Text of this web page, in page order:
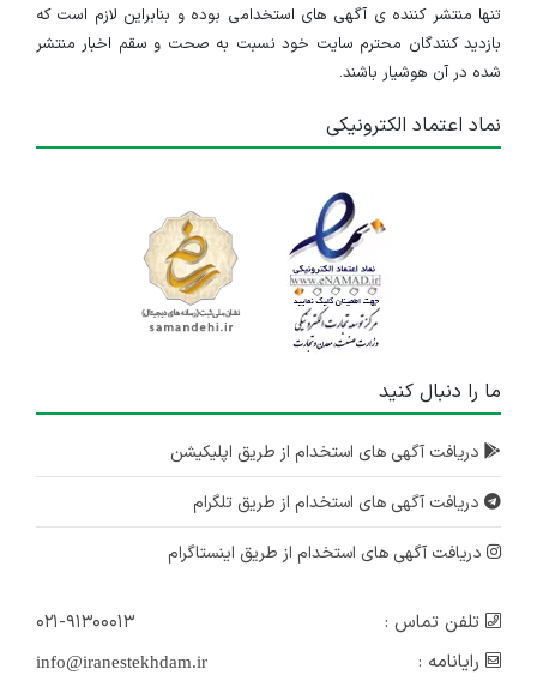
تنها منتشر کننده ی آگهی های استخدامی بوده و بنابراین لازم است که
بازدید کنندگان محترم سایت خود نسبت به صحت و سقم اخبار منتشر
شده در آن هوشیار باشند.
نماد اعتماد الکترونیکی
ما را دنبال کنید
دریافت آگهی های استخدام از طریق اپلیکیشن
دریافت آگهی های استخدام از طریق تلگرام
دریافت آگهی های استخدام از طریق اینستاگرام
تلفن تماس :
۰۲۱-۹۱۳۰۰۰۱۳
رایانامه :
info@iranestekhdam.ir